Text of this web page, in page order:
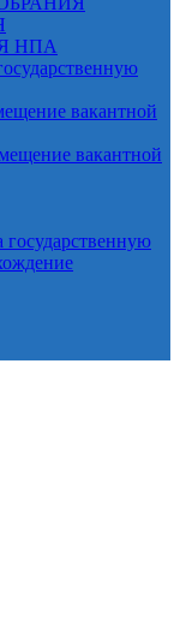
НПА
вакантной
вакантной